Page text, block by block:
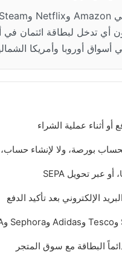
أي تدخل لبطاقة ائتمان في
أسواق أوروبا وأمريكا
أثناء عملية الشراء
بورصة، ولا لإنشاء حساب،
الإلكتروني بعد تأكيد الدفع
البطاقة مع سوق المتجر